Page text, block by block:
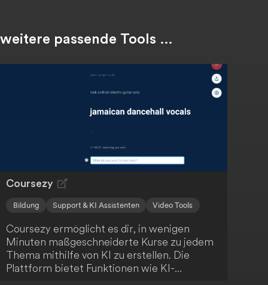
weitere passende Tools …
Coursezy
Bildung Support & KI Assistenten Video Tools
Coursezy ermöglicht es dir, in wenigen
Minuten maßgeschneiderte Kurse zu jedem
Thema mithilfe von KI zu erstellen. Die
Plattform bietet Funktionen wie KI-